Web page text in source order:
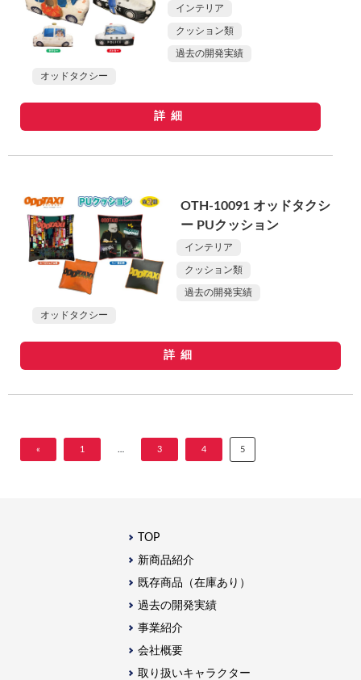
インテリア
クッション類
過去の開発実績
オッドタクシー
詳細
OTH-10091 オッドタクシ
ー PUクッション
インテリア
クッション類
過去の開発実績
オッドタクシー
詳細
« 1 3 4 5
TOP
新商品紹介
既存商品（在庫あり）
過去の開発実績
事業紹介
会社概要
取り扱いキャラクター